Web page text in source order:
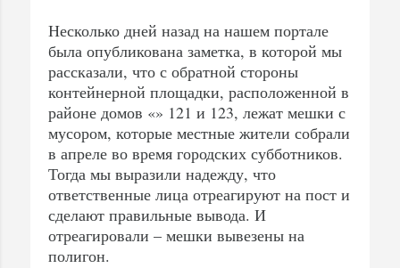
Несколько дней назад на нашем портале
была опубликована заметка, в которой мы
рассказали, что с обратной стороны
контейнерной площадки, расположенной в
районе домов «» 121 и 123, лежат мешки с
мусором, которые местные жители собрали
в апреле во время городских субботников.
Тогда мы выразили надежду, что
ответственные лица отреагируют на пост и
сделают правильные вывода. И
отреагировали – мешки вывезены на
полигон.